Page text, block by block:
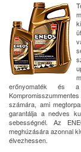
erőnyomaték és
számára, ami
garantálja a nedves
sebességnél. Az
meghúzására azonnal
élvezhessen.